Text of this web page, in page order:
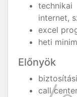
internet,
excel
heti
Előnyök
call